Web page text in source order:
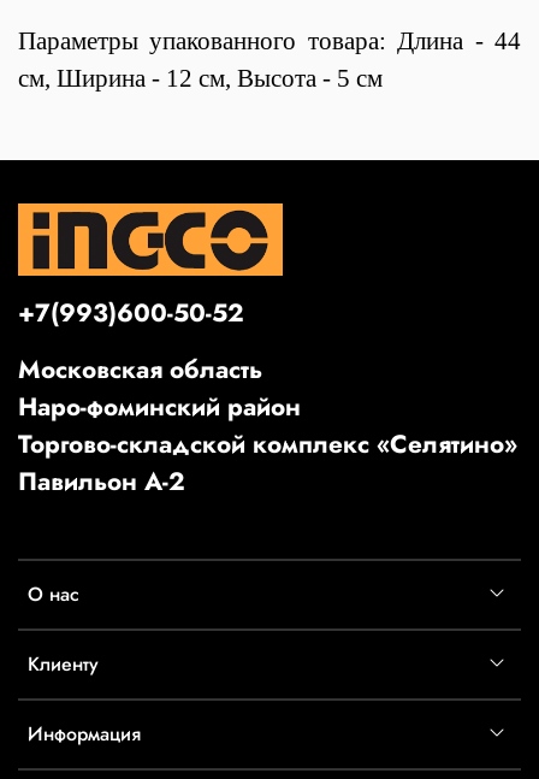
Параметры упакованного товара: Длина - 44
см, Ширина - 12 см, Высота - 5 см
О нас
Клиенту
Информация
+7(993)600-50-52
Московская область
Наро-фоминский район
Торгово-складской комплекс «Селятино»
Павильон А-2